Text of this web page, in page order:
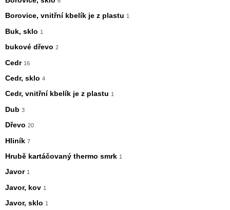
Borovice, vnitřní kbelík je z plastu 1
Buk, sklo 1
bukové dřevo 2
Cedr 16
Cedr, sklo 4
Cedr, vnitřní kbelík je z plastu 1
Dub 3
Dřevo 20
Hliník 7
Hrubě kartáčovaný thermo smrk 1
Javor 1
Javor, kov 1
Javor, sklo 1